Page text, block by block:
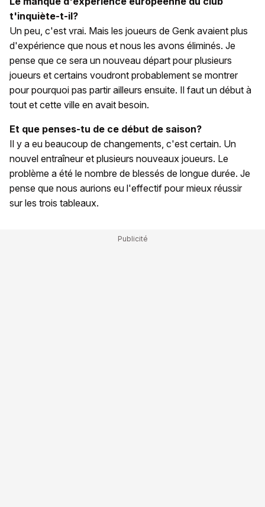
t'inquiète-t-il?
Un peu, c'est vrai. Mais les joueurs de Genk avaient plus
d'expérience que nous et nous les avons éliminés. Je
pense que ce sera un nouveau départ pour plusieurs
joueurs et certains voudront probablement se montrer
pour pourquoi pas partir ailleurs ensuite. Il faut un début à
tout et cette ville en avait besoin.
Et que penses-tu de ce début de saison?
Il y a eu beaucoup de changements, c'est certain. Un
nouvel entraîneur et plusieurs nouveaux joueurs. Le
problème a été le nombre de blessés de longue durée. Je
pense que nous aurions eu l'effectif pour mieux réussir
sur les trois tableaux.